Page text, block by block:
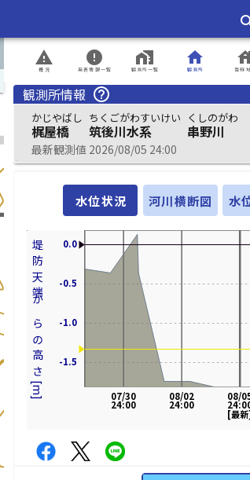
概況
report_problem
発表情報一覧
error
観測所一覧
home_work
観測所
home
登録
観測所情報 help_outline
かじやばし
梶屋橋
ちくごがわすいけい
筑後川水系
くしのがわ
串野川
最新観測値 2026/08/05 24:00
水位状況 河川横断図 水
堤防天端からの高さ[m] -1.5
-1.0
-0.5
0.0
08/
[最
08/02
24:00
07/30
24:00